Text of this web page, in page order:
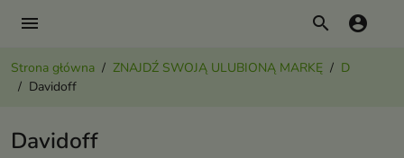
menu search account_circle
Strona główna ZNAJDŹ SWOJĄ ULUBIONĄ MARKĘ
D
Davidoff
Davidoff